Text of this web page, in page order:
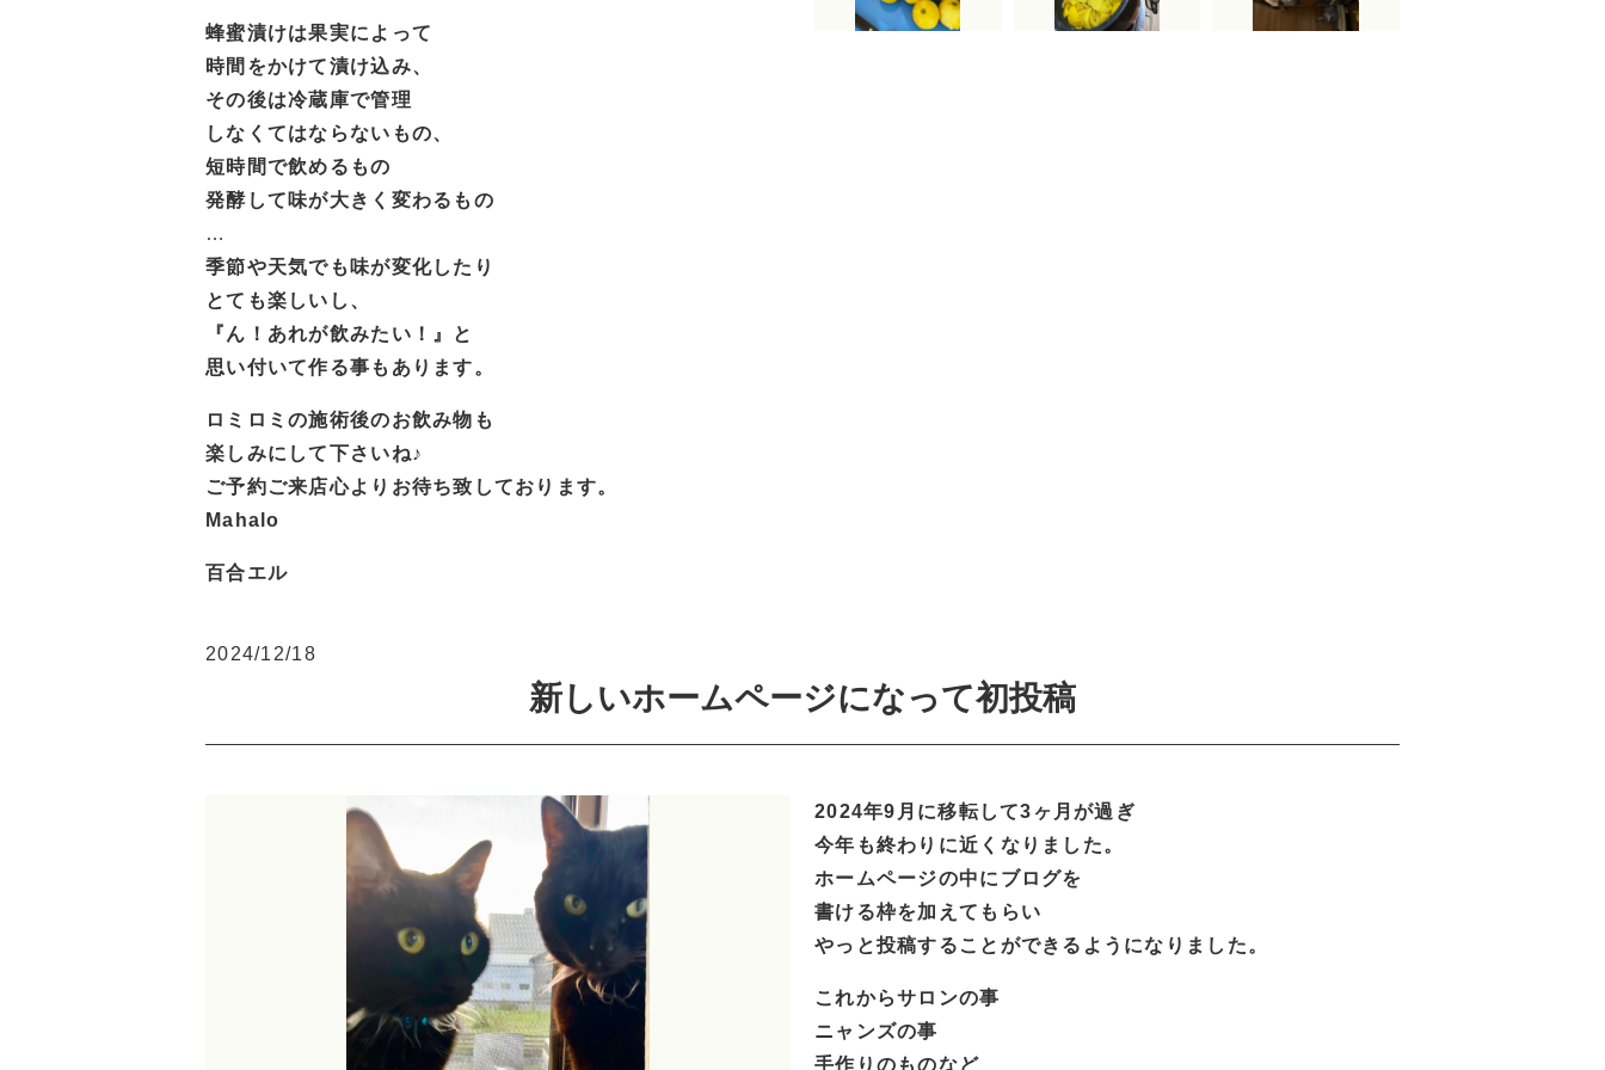
蜂蜜漬けは果実によって
時間をかけて漬け込み、
その後は冷蔵庫で管理
しなくてはならないもの、
短時間で飲めるもの
発酵して味が大きく変わるもの
…
季節や天気でも味が変化したり
とても楽しいし、
『ん！あれが飲みたい！』と
思い付いて作る事もあります。
ロミロミの施術後のお飲み物も
楽しみにして下さいね♪
ご予約ご来店心よりお待ち致しております。
Mahalo
百合エル
2024/12/18
新しいホームページになって初投稿
2024年9月に移転して3ヶ月が過ぎ
今年も終わりに近くなりました。
ホームページの中にブログを
書ける枠を加えてもらい
やっと投稿することができるようになりました。
これからサロンの事
ニャンズの事
手作りのものなど